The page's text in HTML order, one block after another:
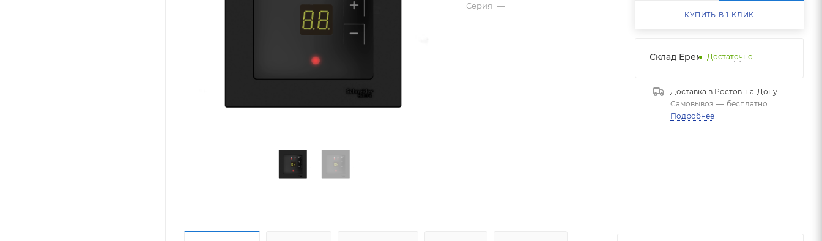
Серия —
КУПИТЬ В 1 КЛИК
Склад Еременко НДС
Достаточно
Доставка в Ростов-на-Дону
Самовывоз — бесплатно
Подробнее